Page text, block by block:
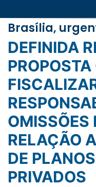
Brasília,
DEFINIDA RELATORIA DA
PROPOSTA
OMISSÕES
RELAÇÃO
DE
PRIVADOS